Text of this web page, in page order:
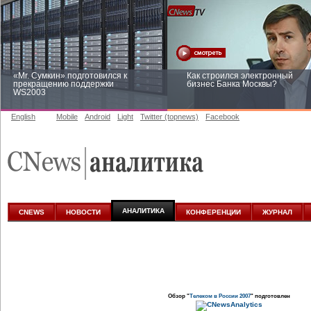
«Mr. Сумкин» подготовился к
прекращению поддержки
WS2003
Как строился электронный
бизнес Банка Москвы?
аналитике
English Mobile Android Light Twitter (topnews) Facebook
CNEWS НОВОСТИ АНАЛИТИКА КОНФЕРЕНЦИИ ЖУРНАЛ
Обзор "Телеком в России 2007" подготовлен